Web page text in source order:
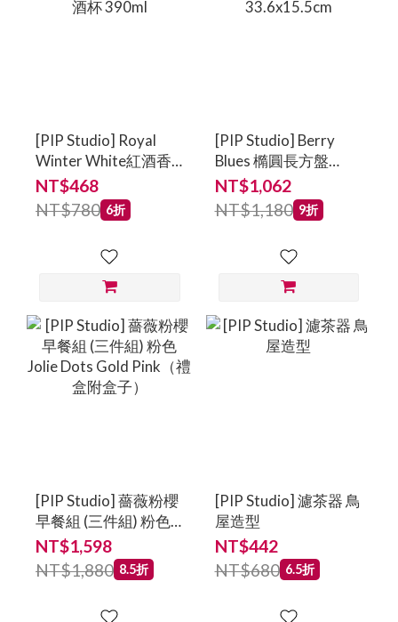
[PIP Studio] Royal
Winter White紅酒香
檳酒杯 390ml
NT$468
NT$780 6折
[PIP Studio] Berry
Blues 橢圓長方盤
33.6x15.5cm
NT$1,062
NT$1,180 9折
[PIP Studio] 薔薇粉櫻
早餐組 (三件組) 粉色
Jolie Dots Gold
Pink（禮盒附盒子）
NT$1,598
NT$1,880 8.5折
[PIP Studio] 濾茶器 鳥
屋造型
NT$442
NT$680 6.5折